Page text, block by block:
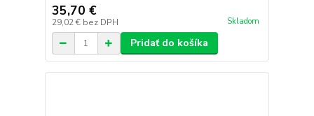
35,70 €
29,02 € bez DPH Skladom
Pridať do košíka